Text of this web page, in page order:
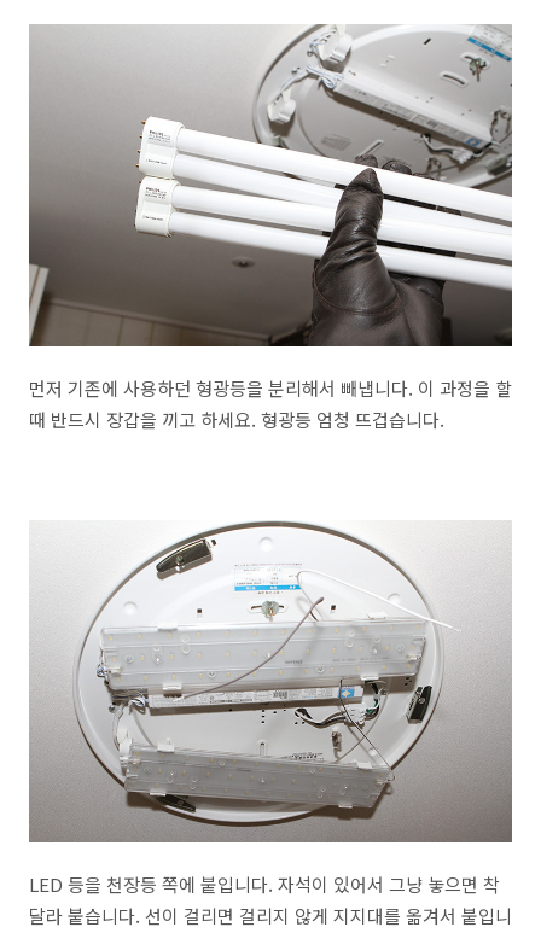
먼저 기존에 사용하던 형광등을 분리해서 빼냅니다. 이 과정을 할
때 반드시 장갑을 끼고 하세요. 형광등 엄청 뜨겁습니다.
LED 등을 천장등 쪽에 붙입니다. 자석이 있어서 그냥 놓으면 착
달라 붙습니다. 선이 걸리면 걸리지 않게 지지대를 옮겨서 붙입니